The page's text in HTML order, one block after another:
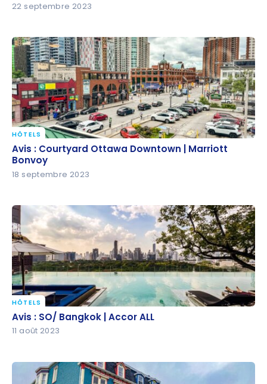
22 septembre 2023
Avis : Courtyard Ottawa Downtown | Marriott
Bonvoy
HÔTELS
Avis : Courtyard Ottawa Downtown | Marriott
Bonvoy
18 septembre 2023
Avis : SO/ Bangkok | Accor ALL
HÔTELS
Avis : SO/ Bangkok | Accor ALL
11 août 2023